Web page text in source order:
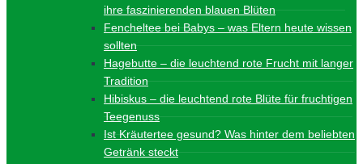
ihre faszinierenden blauen Blüten
Fencheltee bei Babys – was Eltern heute wissen
sollten
Hagebutte – die leuchtend rote Frucht mit langer
Tradition
Hibiskus – die leuchtend rote Blüte für fruchtigen
Teegenuss
Ist Kräutertee gesund? Was hinter dem beliebten
Getränk steckt